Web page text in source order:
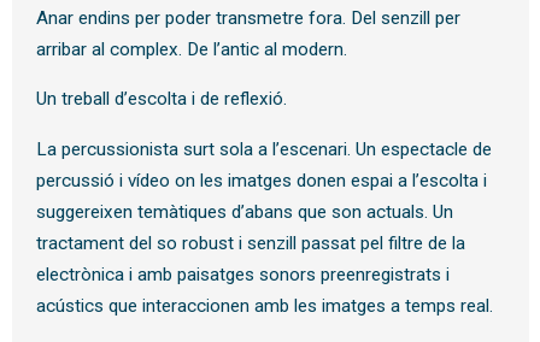
Anar endins per poder transmetre fora. Del senzill per
arribar al complex. De l’antic al modern.
Un treball d’escolta i de reflexió.
La percussionista surt sola a l’escenari. Un espectacle de
percussió i vídeo on les imatges donen espai a l’escolta i
suggereixen temàtiques d’abans que son actuals. Un
tractament del so robust i senzill passat pel filtre de la
electrònica i amb paisatges sonors preenregistrats i
acústics que interaccionen amb les imatges a temps real.